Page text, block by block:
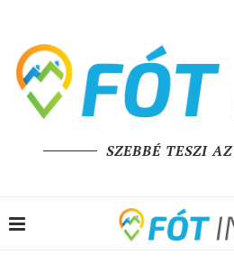
SZEBBÉ TESZI